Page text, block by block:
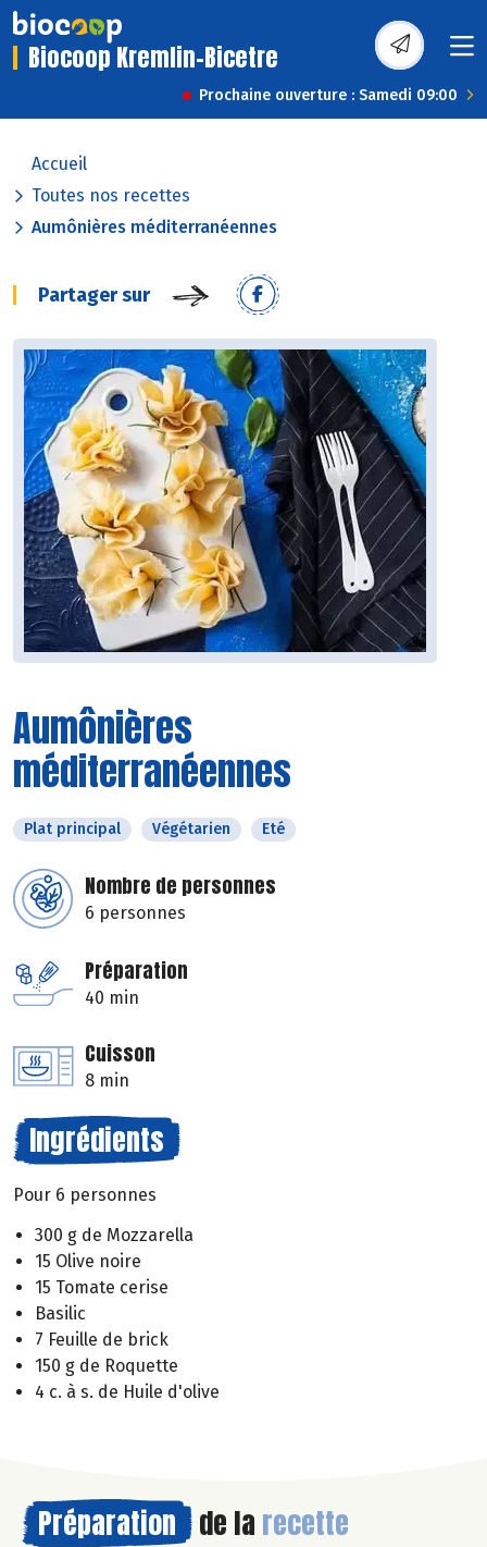
Biocoop Kremlin-Bicetre
Prochaine ouverture : Samedi 09:00
Accueil
Toutes nos recettes
Aumônières méditerranéennes
Partager sur
Aumônières
méditerranéennes
Plat principal Végétarien Eté
Nombre de personnes
6 personnes
Préparation
40 min
Cuisson
8 min
Ingrédients
Pour 6 personnes
300 g de Mozzarella
15 Olive noire
15 Tomate cerise
Basilic
7 Feuille de brick
150 g de Roquette
4 c. à s. de Huile d'olive
Préparation de la recette